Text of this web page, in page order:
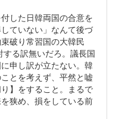
した日韓両国の合意を
ていない」なんて後づ
破り常習国の大韓民
る訳無いだろ。議長国
申し訳が立たない。韓
とを考えず、平然と嘘
】をすること。まるで
狭め、損をしている前